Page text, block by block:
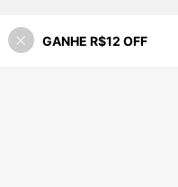
29% OFF!
GANHE R$12 OFF